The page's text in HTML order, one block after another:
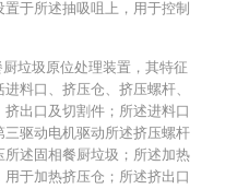
于所述抽吸咀上，用于控制
垃圾原位处理装置，其特征
料口、挤压仓、挤压螺杆、
出口及切割件；所述进料口
驱动电机驱动所述挤压螺杆
述固相餐厨垃圾；所述加热
于加热挤压仓；所述挤出口